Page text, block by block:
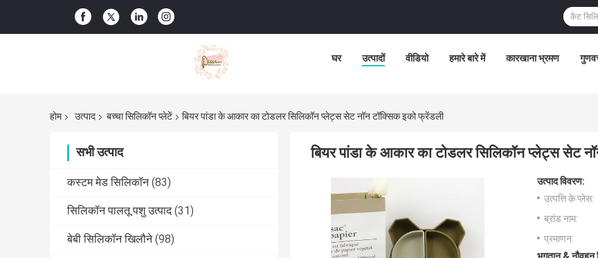
घर उत्पादों वीडियो हमारे बारे में कारखाना भ्रमण
होम उत्पाद बच्चा सिलिकॉन प्लेटें बियर पांडा के आकार का टोडलर सिलिकॉन प्लेट्स सेट नॉन टॉक्सिक इको फ्रेंडली
सभी उत्पाद
कस्टम मेड सिलिकॉन (83)
सिलिकॉन पालतू पशु उत्पाद (31)
बेबी सिलिकॉन खिलौने (98)
बियर पांडा के आकार का टोडलर सिलिकॉन प्लेट्स सेट
उत्पाद विवरण:
उत्पत्ति के प्लेस:
ब्रांड नाम:
प्रमाणन: